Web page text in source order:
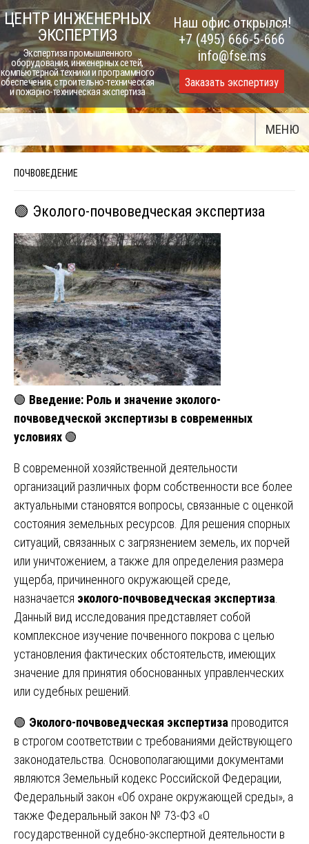
Skip
to
content
ЦЕНТР ИНЖЕНЕРНЫХ
ЭКСПЕРТИЗ
Экспертиза промышленного
оборудования, инженерных сетей,
компьютерной техники и программного
обеспечения, строительно-техническая
и пожарно-техническая экспертиза
Наш офис открылся!
+7 (495) 666-5-666
info@fse.ms
Заказать экспертизу
МЕНЮ
ПОЧВОВЕДЕНИЕ
🟢 Эколого-почвоведческая экспертиза
🟢 Введение: Роль и значение эколого-
почвоведческой экспертизы в современных
условиях 🟢
В современной хозяйственной деятельности
организаций различных форм собственности все более
актуальными становятся вопросы, связанные с оценкой
состояния земельных ресурсов. Для решения спорных
ситуаций, связанных с загрязнением земель, их порчей
или уничтожением, а также для определения размера
ущерба, причиненного окружающей среде,
назначается эколого-почвоведческая экспертиза
Данный вид исследования представляет собой
комплексное изучение почвенного покрова с целью
установления фактических обстоятельств, имеющих
значение для принятия обоснованных управленческих
или судебных решений.
🟢 Эколого-почвоведческая экспертиза проводится
в строгом соответствии с требованиями действующего
законодательства. Основополагающими документами
являются Земельный кодекс Российской Федерации,
Федеральный закон «Об охране окружающей среды», а
также Федеральный закон № 73-ФЗ «О
государственной судебно-экспертной деятельности в